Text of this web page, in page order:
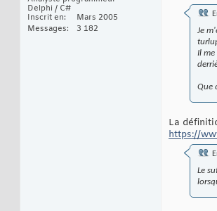
Delphi / C#
Inscrit en
Mars 2005
Messages
3 182
Je
Il me
Que
La
https://
Le